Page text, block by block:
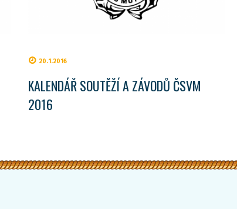
20.1.2016
KALENDÁŘ SOUTĚŽÍ A ZÁVODŮ ČSVM
2016